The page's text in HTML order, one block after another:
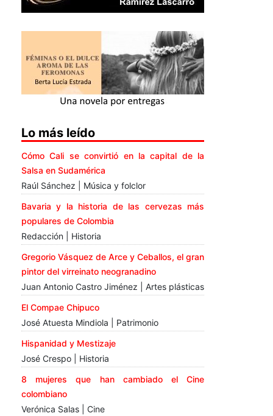
Lo más leído
Cómo Cali se convirtió en la capital de la
Salsa en Sudamérica
Raúl Sánchez | Música y folclor
Bavaria y la historia de las cervezas más
populares de Colombia
Redacción | Historia
Gregorio Vásquez de Arce y Ceballos, el gran
pintor del virreinato neogranadino
Juan Antonio Castro Jiménez | Artes plásticas
El Compae Chipuco
José Atuesta Mindiola | Patrimonio
Hispanidad y Mestizaje
José Crespo | Historia
8 mujeres que han cambiado el Cine
colombiano
Verónica Salas | Cine